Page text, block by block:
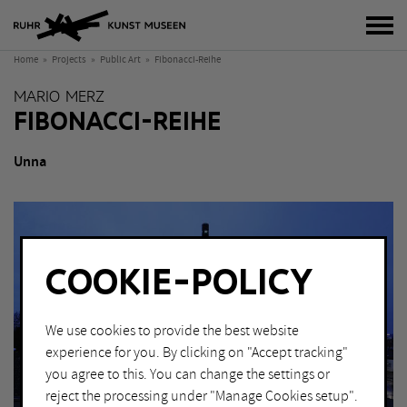
Home Projects Public Art Fibonacci-Reihe
MARIO MERZ
FIBONACCI-REIHE
Unna
COOKIE-POLICY
We use cookies to provide the best website
experience for you. By clicking on "Accept tracking"
you agree to this. You can change the settings or
reject the processing under "Manage Cookies setup".